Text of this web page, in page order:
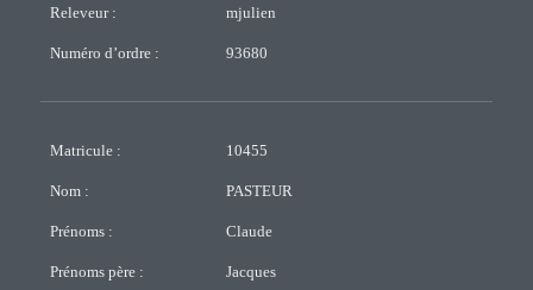
Releveur : mjulien
Numéro d’ordre : 93680
Matricule : 10455
Nom : PASTEUR
Prénoms : Claude
Prénoms père : Jacques